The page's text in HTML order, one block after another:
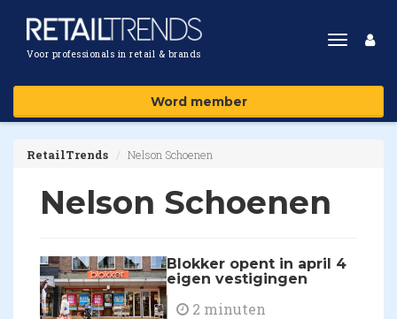
Voor professionals in retail & brands
Toggle
Word member
RetailTrends Nelson Schoenen
Nelson Schoenen
Blokker opent in april 4
eigen vestigingen
2 minuten